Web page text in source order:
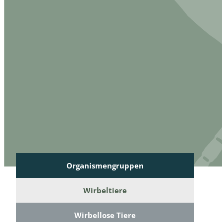
Blatt-,
Clavicornia
Organismengruppen
Wirbeltiere
Wirbellose Tiere